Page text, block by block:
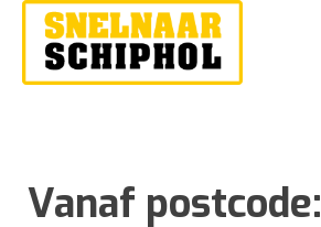
Vanaf postcode: